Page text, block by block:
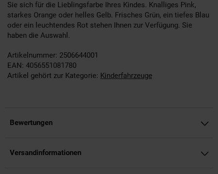
Sie sich für die Lieblingsfarbe Ihres Kindes. Knalliges Pink,
starkes Orange oder helles Gelb. Frisches Grün, ein tiefes Blau
oder ein leuchtendes Rot stehen Ihnen zur Verfügung. Sie
haben die Auswahl.
Artikelnummer: 2506644001
EAN: 4056551081780
Artikel gehört zur Kategorie: Kinderfahrzeuge
Bewertungen
Versandinformationen